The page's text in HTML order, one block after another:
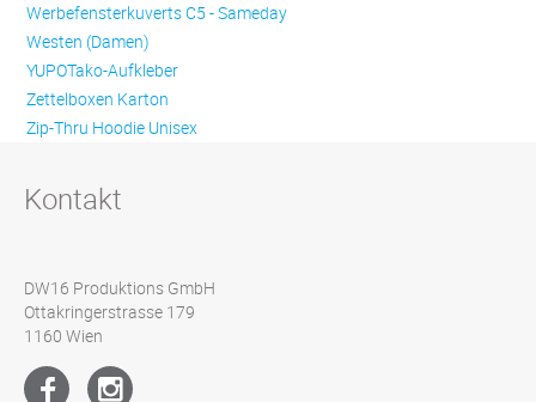
Werbefensterkuverts C5 - Sameday
Westen (Damen)
YUPOTako-Aufkleber
Zettelboxen Karton
Zip-Thru Hoodie Unisex
Kontakt
DW16 Produktions GmbH
Ottakringerstrasse 179
1160 Wien